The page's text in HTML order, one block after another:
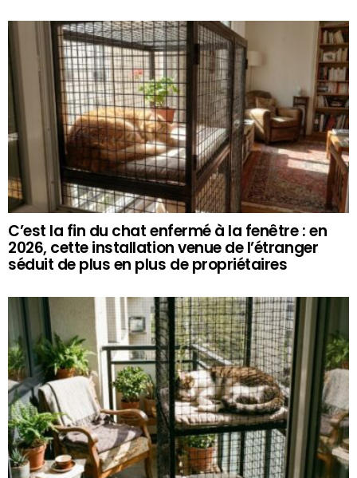
C’est la fin du chat enfermé à la fenêtre : en
2026, cette installation venue de l’étranger
séduit de plus en plus de propriétaires